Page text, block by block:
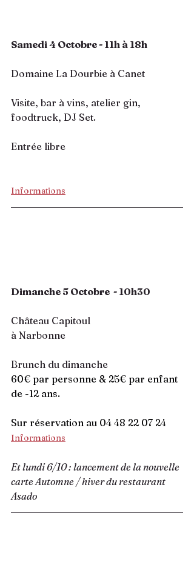
Samedi 4 Octobre - 11h à 18h
Domaine La Dourbie à Canet
Visite, bar à vins, atelier gin,
foodtruck, DJ Set.
Entrée libre
Informations
Dimanche 5 Octobre  - 10h30
Château Capitoul
à Narbonne
Brunch du dimanche
60€ par personne & 25€ par enfant
de -12 ans.
Sur réservation au 04 48 22 07 24
Informations
Et lundi 6/10 : lancement de la nouvelle
carte Automne / hiver du restaurant
Asado